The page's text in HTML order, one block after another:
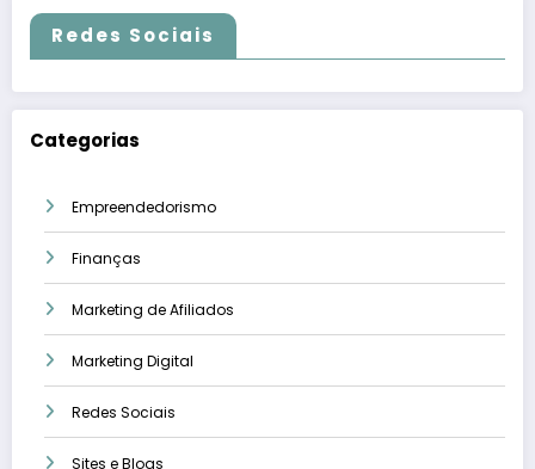
Redes Sociais
Categorias
Empreendedorismo
Finanças
Marketing de Afiliados
Marketing Digital
Redes Sociais
Sites e Blogs